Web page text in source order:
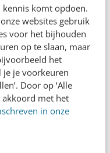
komt opdoen.
websites gebruik
voor het bijhouden
op te slaan, maar
het
je je voorkeuren
Door op ‘Alle
akkoord met het
in onze
naar het
ook tevergeefs in
chatbot. Dit
een
te zoeken met